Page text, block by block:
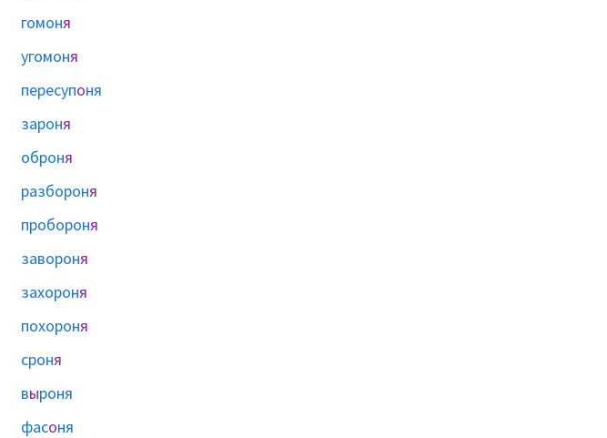
гомоня
угомоня
пересупоня
зароня
оброня
разбороня
пробороня
завороня
захороня
похороня
сроня
выроня
фасоня